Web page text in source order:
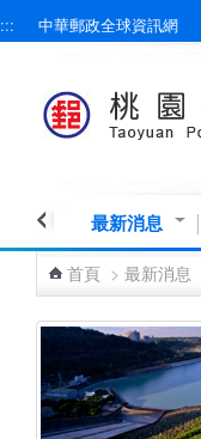
跳到主要內容區塊
::: 中華郵政全球資訊網
最新消息
首頁 > 最新消息